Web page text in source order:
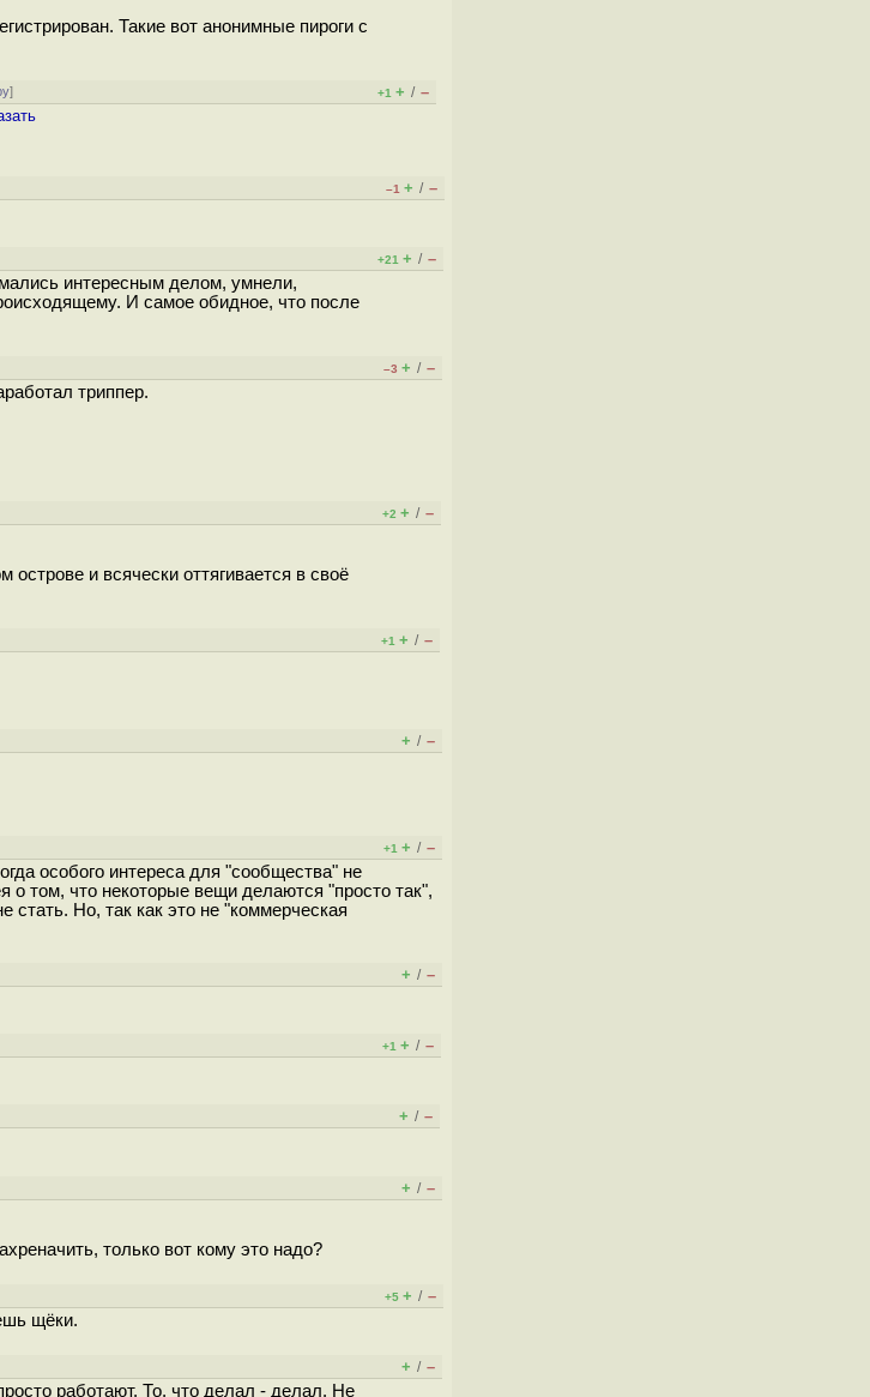
Такие вот анонимные пироги с
] +1 + / –
–1 + / –
+21 + / –
интересным делом, умнели,
И самое обидное, что после
–3 + / –
триппер.
+2 + / –
острове и всячески оттягивается в своё
+1 + / –
+ / –
+1 + / –
особого интереса для "сообщества" не
том, что некоторые вещи делаются "просто так",
стать. Но, так как это не "коммерческая
+ / –
+1 + / –
+ / –
+ / –
только вот кому это надо?
+5 + / –
щёки.
+ / –
работают. То, что делал - делал. Не